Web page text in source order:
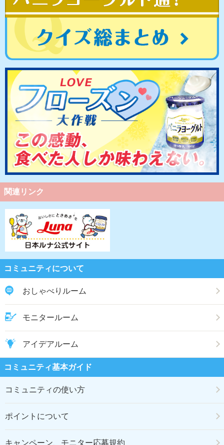
関連リンク
コミュニティについて
おしゃべりルーム
モニタールーム
アイデアルーム
コミュニティ基本ガイド
コミュニティの使い方
ポイントについて
キャンペーン、モニター応募規約